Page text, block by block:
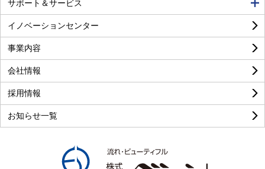
良い
サポート＆サービス
イノベーションセンター
事業内容
会社情報
採用情報
お知らせ一覧